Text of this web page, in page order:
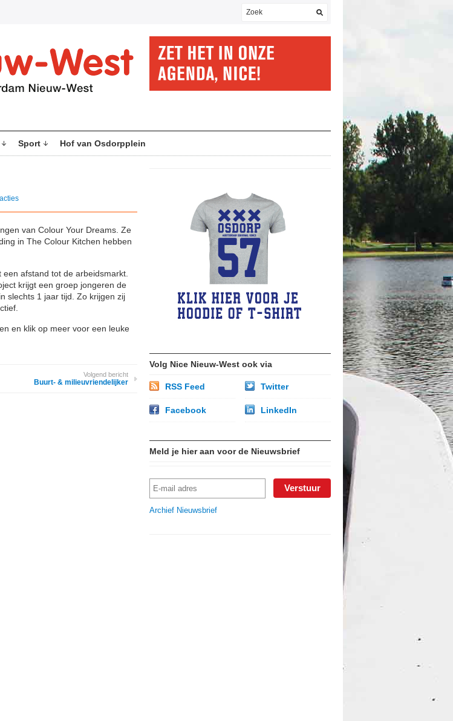
Sport Hof van Osdorpplein
van Colour Your Dreams. Ze
in The Colour Kitchen hebben
afstand tot de arbeidsmarkt.
krijgt een groep jongeren de
slechts 1 jaar tijd. Zo krijgen zij
en klik op meer voor een leuke
Volgend bericht
Buurt- & milieuvriendelijker
Volg Nice Nieuw-West ook via
RSS Feed Twitter
Facebook LinkedIn
Meld je hier aan voor de Nieuwsbrief
Archief Nieuwsbrief